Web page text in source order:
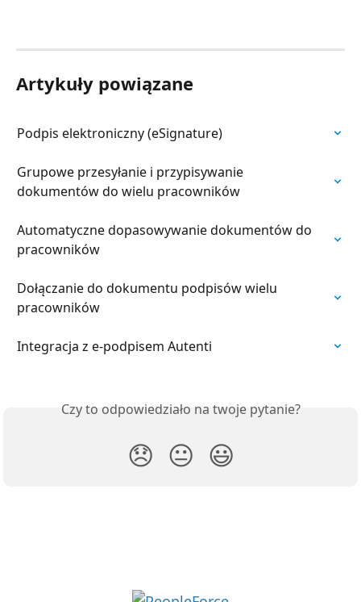
Artykuły powiązane
Podpis elektroniczny (eSignature)
Grupowe przesyłanie i przypisywanie
dokumentów do wielu pracowników
Automatyczne dopasowywanie dokumentów do
pracowników
Dołączanie do dokumentu podpisów wielu
pracowników
Integracja z e-podpisem Autenti
Czy to odpowiedziało na twoje pytanie?
😞 😐 😃